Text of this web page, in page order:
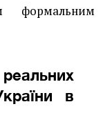
формальним
в